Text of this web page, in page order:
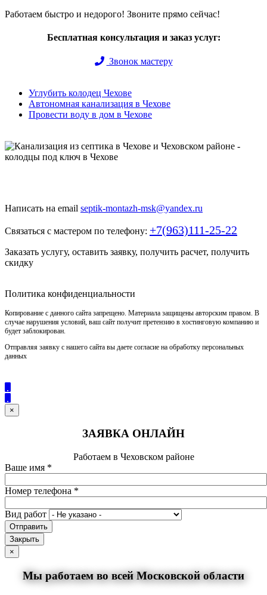
Работаем быстро и недорого! Звоните прямо сейчас!
Бесплатная консультация и заказ услуг:
Звонок мастеру
Углубить колодец Чехове
Автономная канализация в Чехове
Провести воду в дом в Чехове
Написать на email septik-montazh-msk@yandex.ru
Связаться с мастером по телефону: +7(963)111-25-22
Заказать услугу, оставить заявку, получить расчет, получить
скидку
Политика конфиденциальности
Копирование с данного сайта запрещено. Материала защищены авторским правом. В
случае нарушения условий, ваш сайт получит претензию в хостинговую компанию и
будет заблокирован.
Отправляя заявку с нашего сайта вы даете согласие на обработку персональных
данных
×
ЗАЯВКА ОНЛАЙН
Работаем в Чеховском районе
Ваше имя *
Номер телефона *
Вид работ
Отправить
Закрыть
×
Мы работаем во всей Московской области